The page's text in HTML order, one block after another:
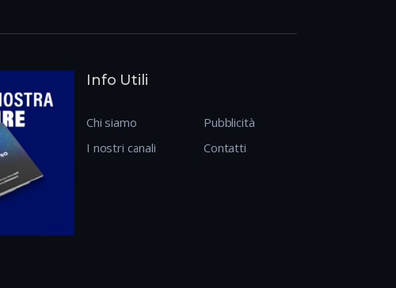
Info Utili
Chi siamo
I nostri canali
Pubblicità
Contatti